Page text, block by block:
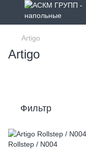
Artigo
Artigo
Фильтр